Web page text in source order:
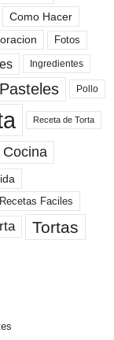
Como Hacer
Fotos
Ingredientes
Pasteles Pollo
Receta de Torta
Recetas Faciles
Tortas